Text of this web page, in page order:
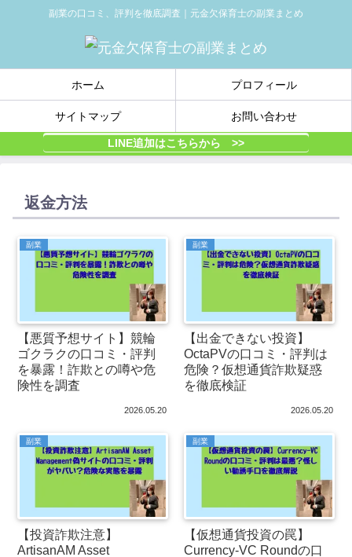
副業の口コミ、評判を徹底調査｜元金欠保育士の副業まとめ
ホーム プロフィール
サイトマップ お問い合わせ
LINE追加はこちらから >>
返金方法
副業
【悪質予想サイト】競輪
ゴクラクの口コミ・評判
を暴露！詐欺との噂や危
険性を調査
2026.05.20
副業
【出金できない投資】
OctaPVの口コミ・評判は
危険？仮想通貨詐欺疑惑
を徹底検証
2026.05.20
副業
【投資詐欺注意】
ArtisanAM Asset
副業
【仮想通貨投資の罠】
Currency-VC Roundの口